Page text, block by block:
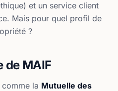
et un service client
Mais pour quel profil de
?
de MAIF
comme la Mutuelle des